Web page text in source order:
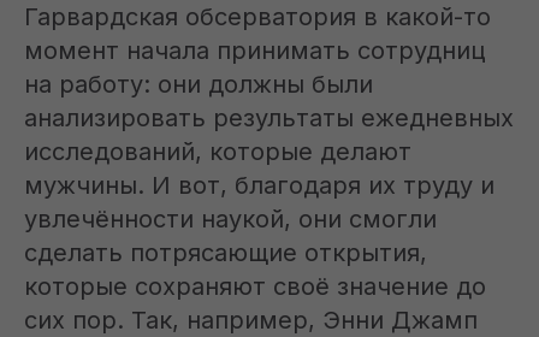
Гарвардская обсерватория в какой-то
момент начала принимать сотрудниц
на работу: они должны были
анализировать результаты ежедневных
исследований, которые делают
мужчины. И вот, благодаря их труду и
увлечённости наукой, они смогли
сделать потрясающие открытия,
которые сохраняют своё значение до
сих пор. Так, например, Энни Джамп